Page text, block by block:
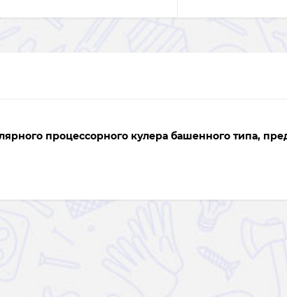
процессорного кулера башенного типа,